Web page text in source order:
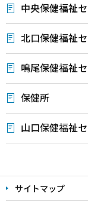
中央保健福祉
北口保健福祉
鳴尾保健福祉
保健所
山口保健福祉
文
こ サイトマップ